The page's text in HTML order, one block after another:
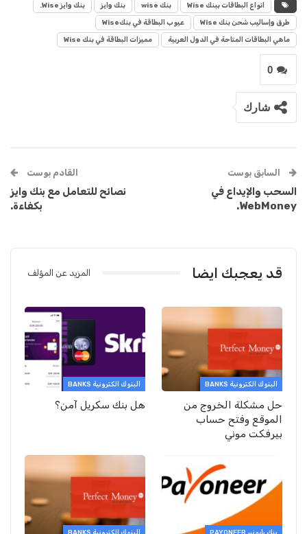
انواع البطاقات ببنك Wise بنك wise بنك وايز بنك وايز Wise.
طرق وإساليب شحن بنك Wise عيوب البطاقة في بنكWise
ماهي البطاقات المتاحة في الدول العربية مميزات البطاقة في بنك Wise
0
شارك
السابق بوست
السحب والإيداع في
WebMoney.
القادم بوست
نصائح للتعامل مع بنك وايز
بكفاءة.
قد يعجبك ايضا المزيد عن المؤلف
البنوك الكترونية BANKS
حل مشكلة الخروج من
الموقع وفتح حساب
بيرفكت موني
البنوك الكترونية BANKS
هل بنك سكريل آمن؟